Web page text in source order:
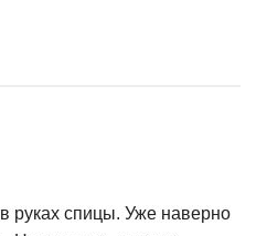
руках спицы. Уже наверно